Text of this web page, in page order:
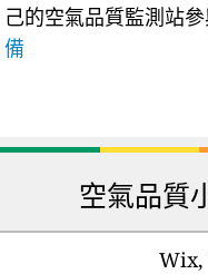
己的空氣品質監測站
備
空氣品質
Wix,